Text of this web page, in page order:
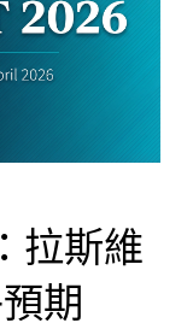
拉斯維
期